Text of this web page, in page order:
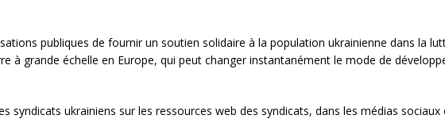
publiques de fournir un soutien solidaire à la population ukrainienne dans la
à grande échelle en Europe, qui peut changer instantanément le mode de
syndicats ukrainiens sur les ressources web des syndicats, dans les médias sociaux